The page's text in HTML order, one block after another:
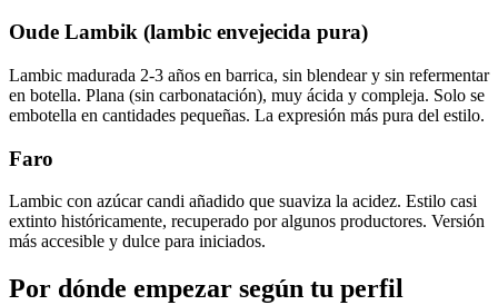
Oude Lambik (lambic envejecida pura)
Lambic madurada 2-3 años en barrica, sin blendear y sin refermentar
en botella. Plana (sin carbonatación), muy ácida y compleja. Solo se
embotella en cantidades pequeñas. La expresión más pura del estilo.
Faro
Lambic con azúcar candi añadido que suaviza la acidez. Estilo casi
extinto históricamente, recuperado por algunos productores. Versión
más accesible y dulce para iniciados.
Por dónde empezar según tu perfil